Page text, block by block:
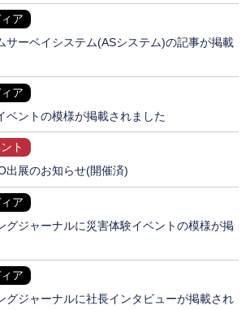
ア
サーベイシステム(ASシステム)の記事が掲載
ア
ベントの模様が掲載されました
ト
出展のお知らせ(開催済)
ア
グジャーナルに災害体験イベントの模様が掲
ア
グジャーナルに社長インタビューが掲載され